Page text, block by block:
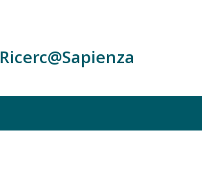
Ricerc@Sapienza